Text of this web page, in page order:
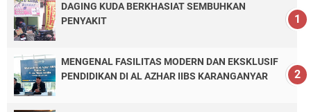
DAGING KUDA BERKHASIAT SEMBUHKAN
PENYAKIT
MENGENAL FASILITAS MODERN DAN EKSKLUSIF
PENDIDIKAN DI AL AZHAR IIBS KARANGANYAR